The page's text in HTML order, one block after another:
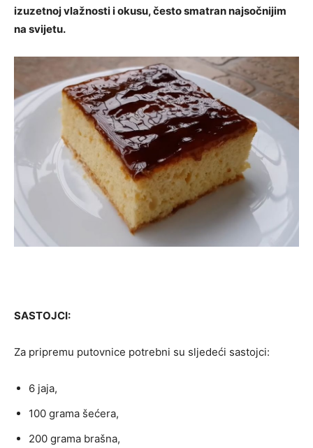
izuzetnoj vlažnosti i okusu, često smatran najsočnijim
na svijetu.
SASTOJCI:
Za pripremu putovnice potrebni su sljedeći sastojci:
6 jaja,
100 grama šećera,
200 grama brašna,